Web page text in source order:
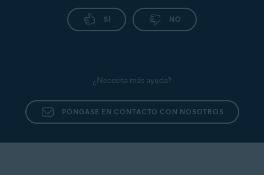
SÍ NO
¿Necesita más ayuda?
PÓNGASE EN CONTACTO CON NOSOTROS